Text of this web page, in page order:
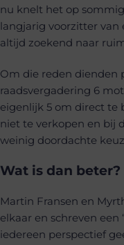
nu knelt het op
langjarig voorzitter van
altijd zoekend naar
Om die reden dienden
raadsvergadering 6
eigenlijk 5 om direct te
niet te verkopen en bij
weinig doordachte
Wat is dan beter?
Martin Fransen en
elkaar en schreven een
iedereen perspectief